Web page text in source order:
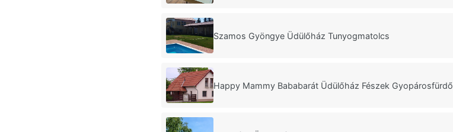
Szamos Gyöngye Üdülőház Tunyogmatolcs
Happy Mammy Bababarát Üdülőház Fészek Gyopárosfürdő